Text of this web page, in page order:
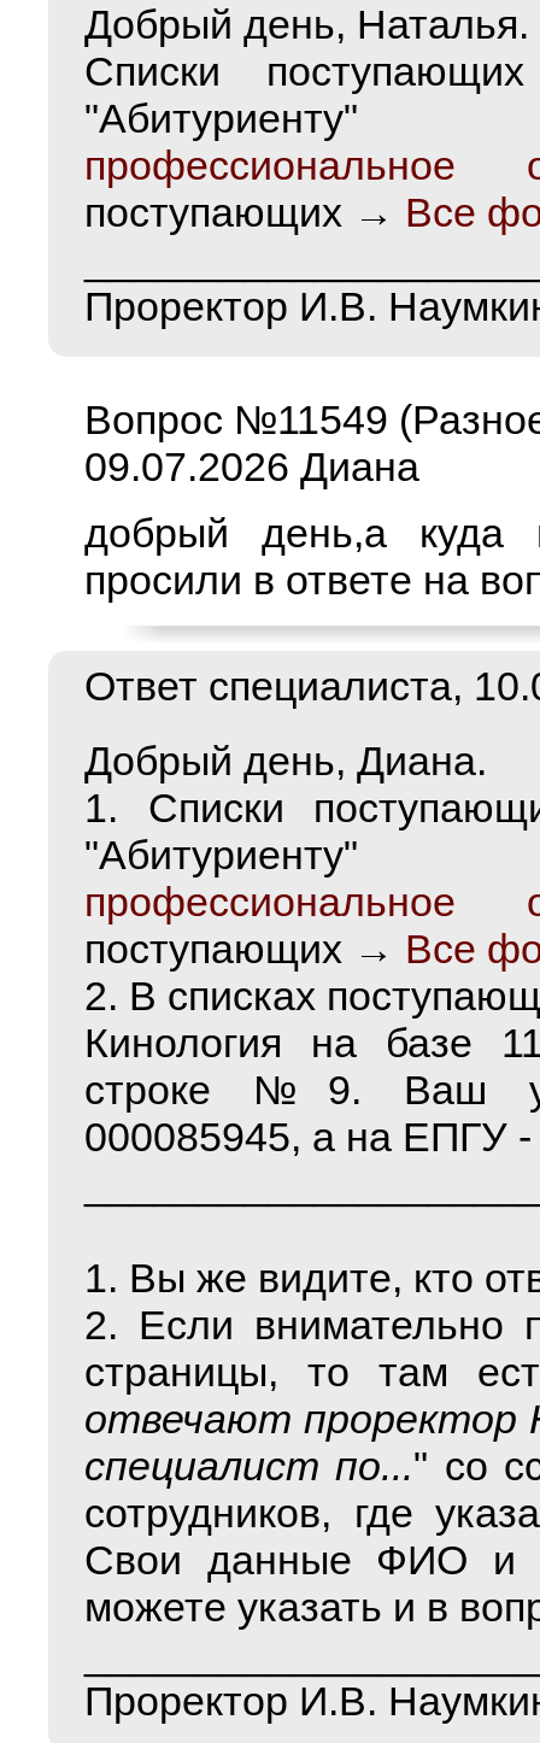
Добрый день, Наталья.
Списки
профессиональное
поступающих → Все
Проректор И.В.
Вопрос №11549
09.07.2026 Диана
добрый день,а куда
просили в ответе на
Ответ специалиста,
Добрый день, Диана.
1. Списки
профессиональное
поступающих → Все
2. В списках
Кинология на базе
строке №9. Ваш
000085945, а на ЕПГУ
1. Вы же видите, кто
2. Если внимательно
страницы, то там
отвечают проректор
специалист по..." со
сотрудников, где
Свои данные ФИО и
можете указать и в
Проректор И.В.